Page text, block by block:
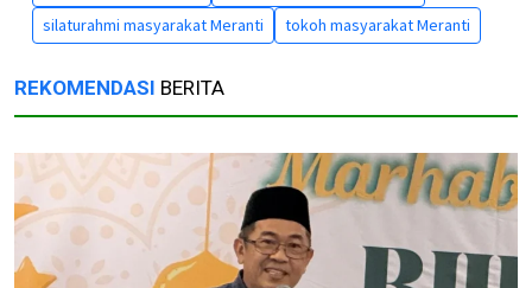
silaturahmi masyarakat Meranti
tokoh masyarakat Meranti
REKOMENDASI BERITA